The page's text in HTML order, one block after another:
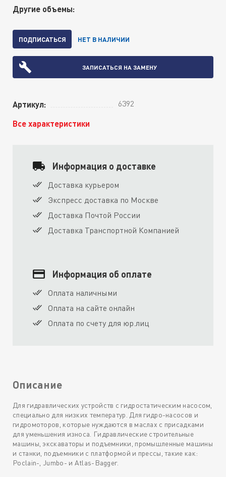
Другие объемы:
ПОДПИСАТЬСЯ НЕТ В НАЛИЧИИ
ЗАПИСАТЬСЯ НА ЗАМЕНУ
Артикул: 6392
Все характеристики
Информация о доставке
Доставка курьером
Экспресс доставка по Москве
Доставка Почтой России
Доставка Транспортной Компанией
Информация об оплате
Оплата наличными
Оплата на сайте онлайн
Оплата по счету для юр.лиц
Описание
Для гидравлических устройств с гидростатическим насосом,
специально для низких температур. Для гидро-насосов и
гидромоторов, которые нуждаются в маслах с присадками
для уменьшения износа. Гидравлические строительные
машины, экскаваторы и подъемники, промышленные машины
и станки, подъемники с платформой и прессы, такие как:
Poclain-, Jumbo- и Atlas-Bagger.